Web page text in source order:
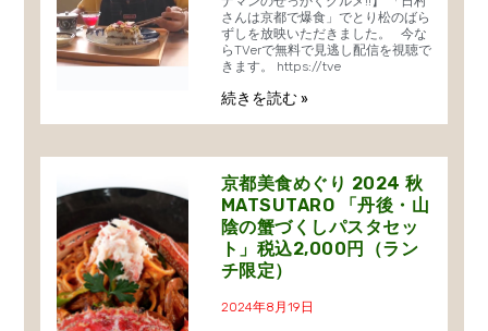
さんは京都で爆食」でとり松のばら
ずしを放映いただきました。 今な
らTVerで無料で見逃し配信を視聴で
きます。 https://tve
続きを読む »
京都美食めぐり 2024 秋
MATSUTARO 「丹後・山
陰の蟹づくしパスタセッ
ト」税込2,000円（ラン
チ限定）
2024年8月19日